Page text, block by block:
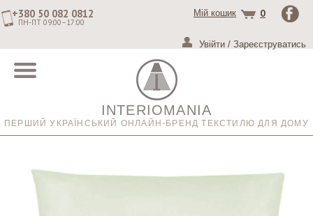
+380 50 082 0812
ПН-ПТ 09:00–17:00
Мій кошик 0
Увійти / Зареєструватись
INTERIOMANIA
ПЕРШИЙ УКРАЇНСЬКИЙ ОНЛАЙН-БРЕНД ТЕКСТИЛЮ ДЛЯ ДОМУ